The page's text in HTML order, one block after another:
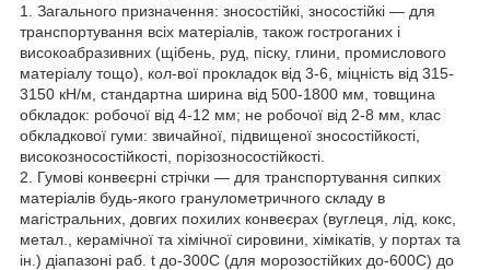
1. Загального призначення: зносостійкі, зносостійкі — для
транспортування всіх матеріалів, також гостроганих і
високоабразивних (щібень, руд, піску, глини, промислового
матеріалу тощо), кол-вої прокладок від 3-6, міцність від 315-
3150 кН/м, стандартна ширина від 500-1800 мм, товщина
обкладок: робочої від 4-12 мм; не робочої від 2-8 мм, клас
обкладкової гуми: звичайної, підвищеної зносостійкості,
високозносостійкості, порізозносостійкості.
2. Гумові конвеєрні стрічки — для транспортування сипких
матеріалів будь-якого гранулометричного складу в
магістральних, довгих похилих конвеєрах (вуглеця, лід, кокс,
метал., керамічної та хімічної сировини, хімікатів, у портах та
ін.) діапазоні раб. t до-300С (для морозостійких до-600С) до